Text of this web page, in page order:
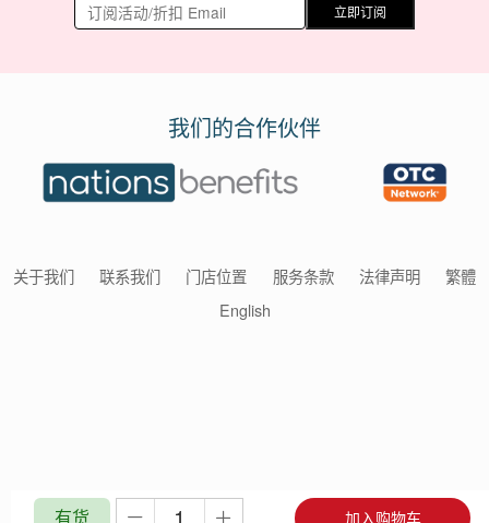
有货 加入购物车
立即订阅
我们的合作伙伴
关于我们 联系我们 门店位置 服务条款 法律声明
繁體
English